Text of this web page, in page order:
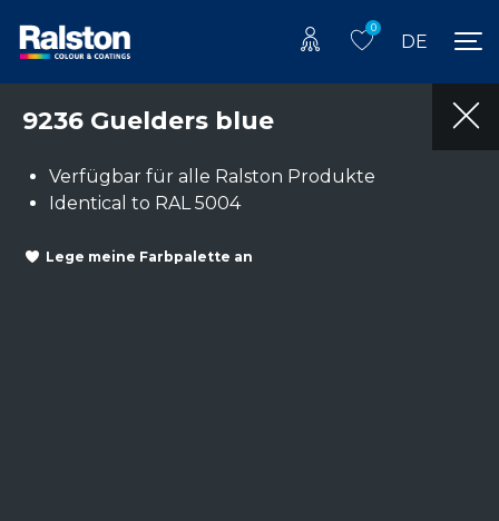
0
DE
9236 Guelders blue
Verfügbar für alle Ralston Produkte
Identical to RAL 5004
Lege meine Farbpalette an